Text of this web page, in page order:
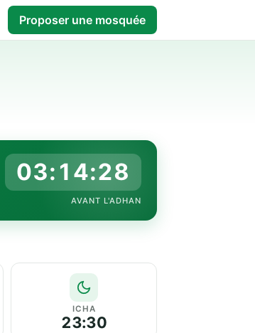
Proposer une mosquée
03:14:27
AVANT L'ADHAN
ICHA
23:30